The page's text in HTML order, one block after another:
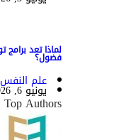
لماذا تعد
فضول؟
علم النفس
يونيو 6, 2026
Top Authors